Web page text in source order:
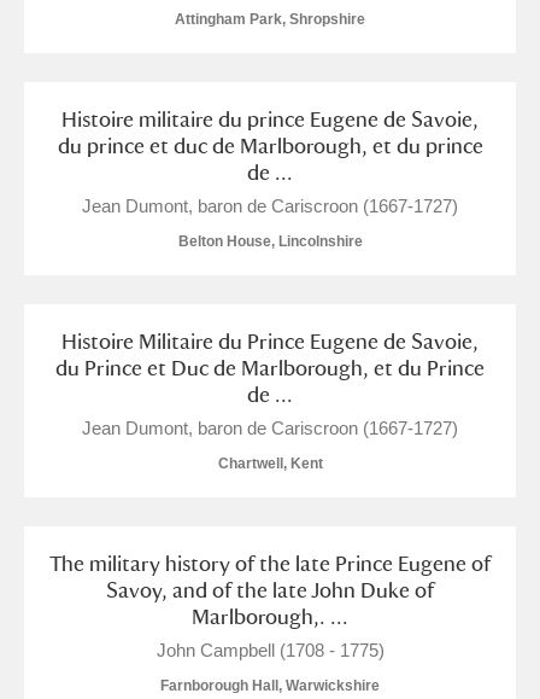
Attingham Park, Shropshire
Histoire militaire du prince Eugene de Savoie,
du prince et duc de Marlborough, et du prince
de ...
Jean Dumont, baron de Cariscroon (1667-1727)
Belton House, Lincolnshire
Histoire Militaire du Prince Eugene de Savoie,
du Prince et Duc de Marlborough, et du Prince
de ...
Jean Dumont, baron de Cariscroon (1667-1727)
Chartwell, Kent
The military history of the late Prince Eugene of
Savoy, and of the late John Duke of
Marlborough,. ...
John Campbell (1708 - 1775)
Farnborough Hall, Warwickshire